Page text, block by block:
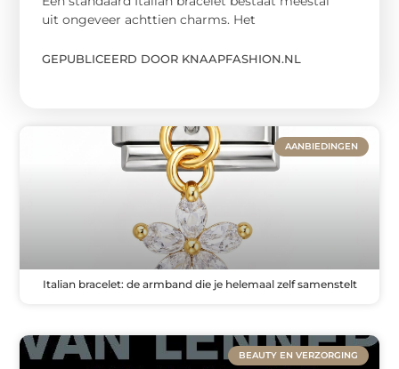
uit ongeveer achttien charms. Het
GEPUBLICEERD DOOR KNAAPFASHION.NL
AANBIEDINGEN
Italian bracelet: de armband die je helemaal zelf samenstelt
BEAUTY EN VERZORGING